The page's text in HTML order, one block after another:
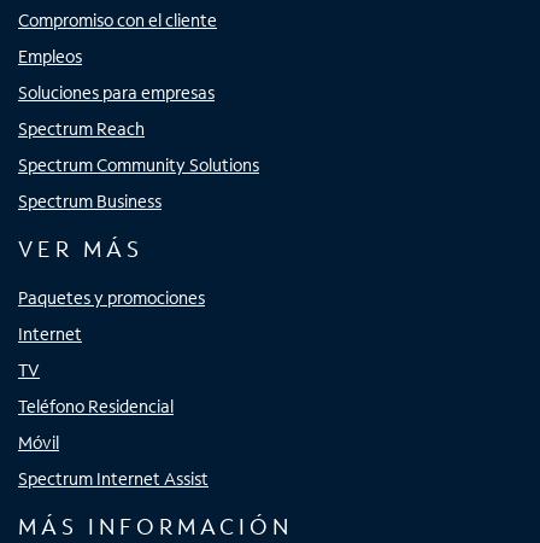
Compromiso con el cliente
Empleos
Soluciones para empresas
Spectrum Reach
Spectrum Community Solutions
Spectrum Business
VER MÁS
Paquetes y promociones
Internet
TV
Teléfono Residencial
Móvil
Spectrum Internet Assist
MÁS INFORMACIÓN